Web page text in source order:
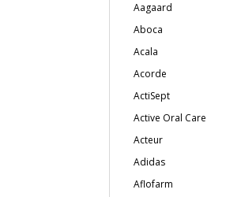
Aagaard
Aboca
Acala
Acorde
ActiSept
Active Oral Care
Acteur
Adidas
Aflofarm